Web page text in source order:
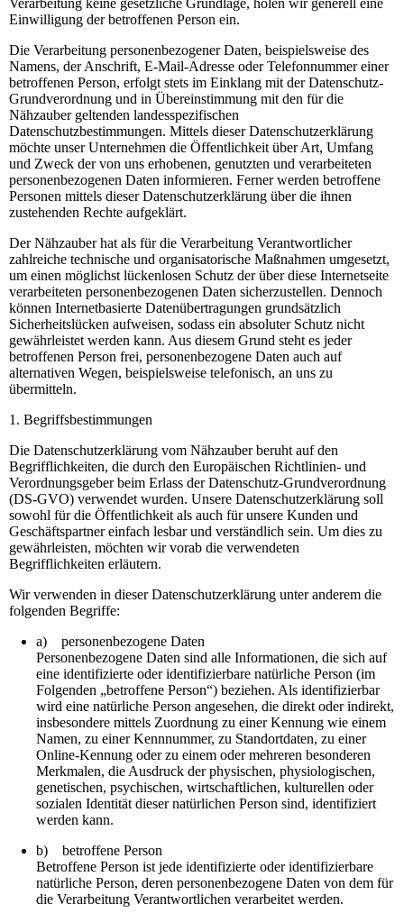
Einwilligung der betroffenen Person ein.
Die Verarbeitung personenbezogener Daten, beispielsweise des
Namens, der Anschrift, E-Mail-Adresse oder Telefonnummer einer
betroffenen Person, erfolgt stets im Einklang mit der Datenschutz-
Grundverordnung und in Übereinstimmung mit den für die
Nähzauber geltenden landesspezifischen
Datenschutzbestimmungen. Mittels dieser Datenschutzerklärung
möchte unser Unternehmen die Öffentlichkeit über Art, Umfang
und Zweck der von uns erhobenen, genutzten und verarbeiteten
personenbezogenen Daten informieren. Ferner werden betroffene
Personen mittels dieser Datenschutzerklärung über die ihnen
zustehenden Rechte aufgeklärt.
Der Nähzauber hat als für die Verarbeitung Verantwortlicher
zahlreiche technische und organisatorische Maßnahmen umgesetzt,
um einen möglichst lückenlosen Schutz der über diese Internetseite
verarbeiteten personenbezogenen Daten sicherzustellen. Dennoch
können Internetbasierte Datenübertragungen grundsätzlich
Sicherheitslücken aufweisen, sodass ein absoluter Schutz nicht
gewährleistet werden kann. Aus diesem Grund steht es jeder
betroffenen Person frei, personenbezogene Daten auch auf
alternativen Wegen, beispielsweise telefonisch, an uns zu
übermitteln.
1. Begriffsbestimmungen
Die Datenschutzerklärung vom Nähzauber beruht auf den
Begrifflichkeiten, die durch den Europäischen Richtlinien- und
Verordnungsgeber beim Erlass der Datenschutz-Grundverordnung
(DS-GVO) verwendet wurden. Unsere Datenschutzerklärung soll
sowohl für die Öffentlichkeit als auch für unsere Kunden und
Geschäftspartner einfach lesbar und verständlich sein. Um dies zu
gewährleisten, möchten wir vorab die verwendeten
Begrifflichkeiten erläutern.
Wir verwenden in dieser Datenschutzerklärung unter anderem die
folgenden Begriffe:
a) personenbezogene Daten
Personenbezogene Daten sind alle Informationen, die sich auf
eine identifizierte oder identifizierbare natürliche Person (im
Folgenden „betroffene Person“) beziehen. Als identifizierbar
wird eine natürliche Person angesehen, die direkt oder indirekt,
insbesondere mittels Zuordnung zu einer Kennung wie einem
Namen, zu einer Kennnummer, zu Standortdaten, zu einer
Online-Kennung oder zu einem oder mehreren besonderen
Merkmalen, die Ausdruck der physischen, physiologischen,
genetischen, psychischen, wirtschaftlichen, kulturellen oder
sozialen Identität dieser natürlichen Person sind, identifiziert
werden kann.
b) betroffene Person
Betroffene Person ist jede identifizierte oder identifizierbare
natürliche Person, deren personenbezogene Daten von dem für
die Verarbeitung Verantwortlichen verarbeitet werden.